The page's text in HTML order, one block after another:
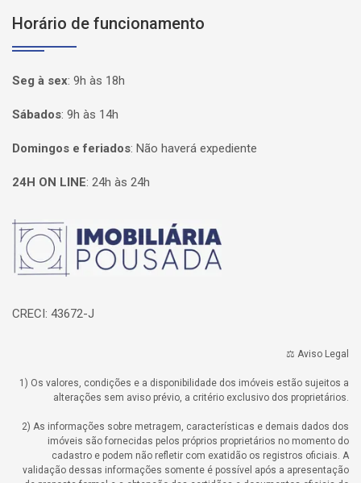
Horário de funcionamento
Seg à sex: 9h às 18h
Sábados: 9h às 14h
Domingos e feriados: Não haverá expediente
24H ON LINE: 24h às 24h
Página inicial
CRECI: 43672-J
⚖️ Aviso Legal
1) Os valores, condições e a disponibilidade dos imóveis estão sujeitos a
alterações sem aviso prévio, a critério exclusivo dos proprietários.
2) As informações sobre metragem, características e demais dados dos
imóveis são fornecidas pelos próprios proprietários no momento do
cadastro e podem não refletir com exatidão os registros oficiais. A
validação dessas informações somente é possível após a apresentação